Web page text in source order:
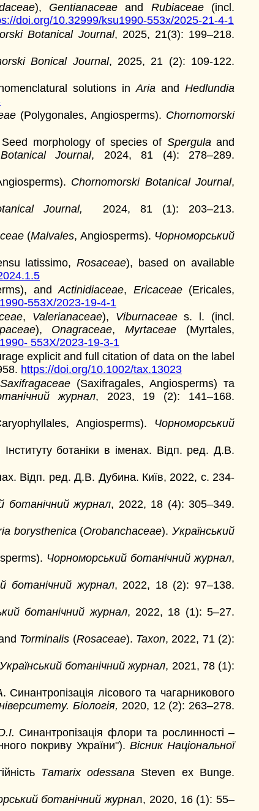
), Gentianaceae and Rubiaceae (incl.
doi.org/10.32999/ksu1990-553x/2025-21-4-1
Botanical Journal, 2025, 21(3): 199–218.
Bonical Journal, 2025, 21 (2): 109-122.
solutions inAria andHedlundia
(Polygonales, Angiosperms). Chornomorski
morphology of species of Spergula and
Journal, 2024, 81 (4): 278–289.
Chornomorski Botanical Journal,
Journal,
2024, 81 (1): 203–213.
(Malvales, Angiosperms). Чорноморський
latissimo, Rosaceae), based on available
andActinidiaceae, Ericaceae(Ericales,
553X/2023-19-4-1
, Valerianaceae), Viburnaceaes. l. (incl.
), Onagraceae,Myrtaceae (Myrtales,
553X/2023-19-3-1
explicit and full citation of data on the label
https://doi.org/10.1002/tax.13023
Saxifragaceae(Saxifragales, Angiosperms) та
журнал, 2023, 19 (2): 141–168.
Angiosperms). Чорноморський
Інституту ботаніки в іменах. Відп. ред. Д.В.
Відп. ред. Д.В. Дубина. Київ, 2022, с. 234-
ботанічний журнал, 2022, 18 (4): 305–349.
borysthenica (Orobanchaceae).Український
Чорноморський ботанічний журнал,
ботанічний журнал, 2022, 18 (2): 97–138.
ботанічний журнал, 2022, 18 (1): 5–27.
Torminalis (Rosaceae). Taxon, 2022, 71 (2):
Український ботанічний журнал, 2021, 78 (1):
. Синантропізація лісового та чагарникового
Біологія, 2020, 12 (2): 263–278.
Синантропізація флори та рослинності –
покриву України"). Вісник Національної
Тamarix odessana Steven ex Bunge.
ботанічний журнал, 2020, 16 (1): 55–